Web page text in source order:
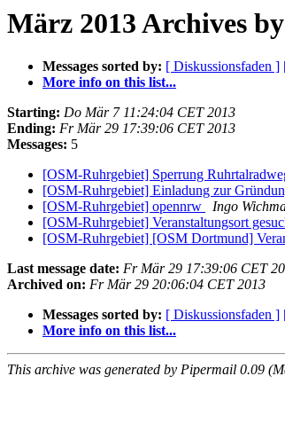
März 2013 Archives
Messages sorted by: [ Diskussionsfaden ]
More info on this list...
Starting: Do Mär 7 11:24:04 CET 2013
Ending: Fr Mär 29 17:39:06 CET 2013
Messages: 5
[OSM-Ruhrgebiet] Sperrung
[OSM-Ruhrgebiet] Einladung zur
[OSM-Ruhrgebiet] opennrw
Ingo
[OSM-Ruhrgebiet] Veranstaltungsort
[OSM-Ruhrgebiet] [OSM Dortmund]
Last message date: Fr Mär 29 17:39:06 CET
Archived on: Fr Mär 29 20:06:04 CET 2013
Messages sorted by: [ Diskussionsfaden ]
More info on this list...
This archive was generated by Pipermail 0.09